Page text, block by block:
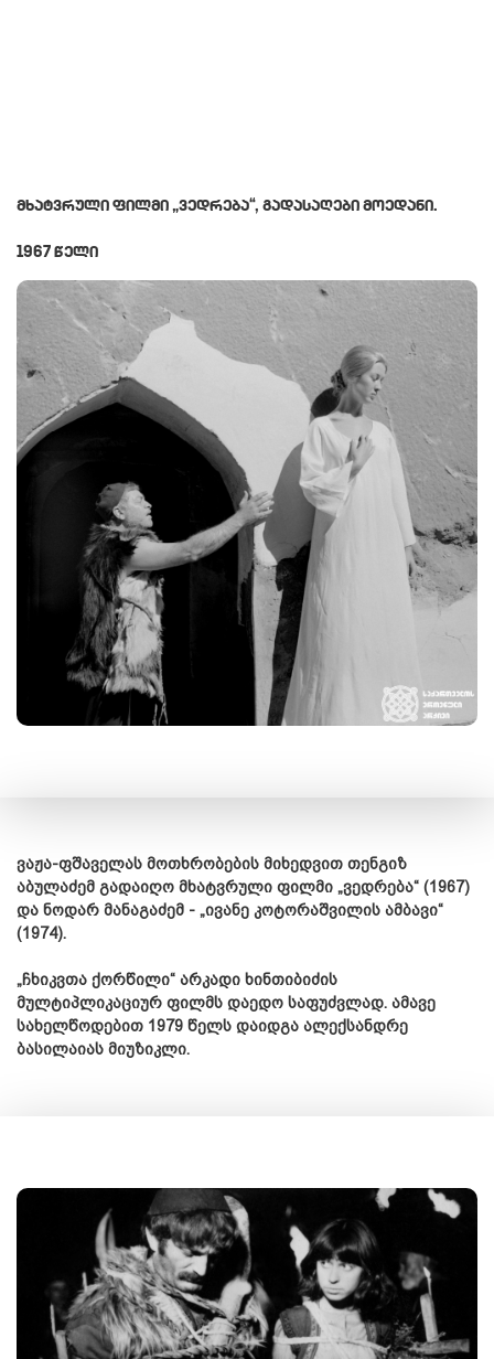
ᲛᲮᲐᲢᲕᲠᲣᲚᲘ ᲤᲘᲚᲛᲘ „ᲕᲔᲓᲠᲔᲑᲐ“, ᲒᲐᲓᲐᲡᲐᲦᲔᲑᲘ ᲛᲝᲔᲓᲐᲜᲘ.
1967 ᲬᲔᲚᲘ
ვაჟა-ფშაველას მოთხრობების მიხედვით თენგიზ
აბულაძემ გადაიღო მხატვრული ფილმი „ვედრება“ (1967)
და ნოდარ მანაგაძემ - „ივანე კოტორაშვილის ამბავი“
(1974).
„ჩხიკვთა ქორწილი“ არკადი ხინთიბიძის
მულტიპლიკაციურ ფილმს დაედო საფუძვლად. ამავე
სახელწოდებით 1979 წელს დაიდგა ალექსანდრე
ბასილაიას მიუზიკლი.